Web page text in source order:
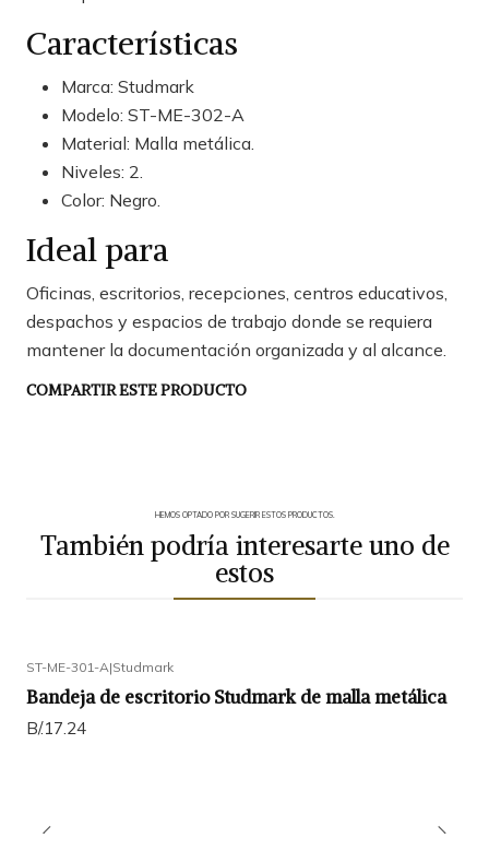
Características
Marca: Studmark
Modelo: ST-ME-302-A
Material: Malla metálica.
Niveles: 2.
Color: Negro.
Ideal para
Oficinas, escritorios, recepciones, centros educativos,
despachos y espacios de trabajo donde se requiera
mantener la documentación organizada y al alcance.
COMPARTIR ESTE PRODUCTO
HEMOS OPTADO POR SUGERIR ESTOS PRODUCTOS.
También podría interesarte uno de
estos
ST-ME-301-A|Studmark
Bandeja de escritorio Studmark de malla metálica
B/.17.24